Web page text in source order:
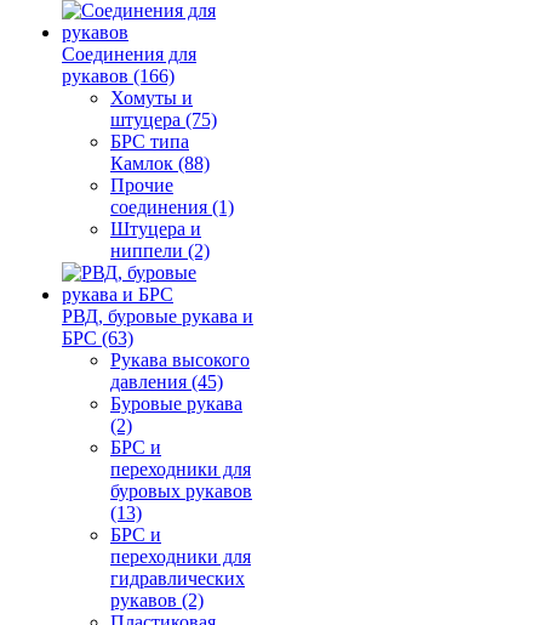
Соединения для
рукавов (166)
Хомуты и
штуцера (75)
БРС типа
Камлок (88)
Прочие
соединения (1)
Штуцера и
ниппели (2)
РВД, буровые рукава и
БРС (63)
Рукава высокого
давления (45)
Буровые рукава
(2)
БРС и
переходники для
буровых рукавов
(13)
БРС и
переходники для
гидравлических
рукавов (2)